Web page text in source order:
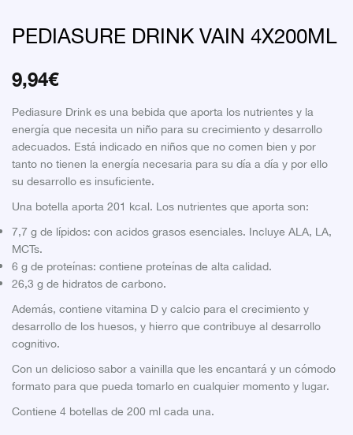
PEDIASURE DRINK VAIN 4X200ML
9,94€
Pediasure Drink es una bebida que aporta los nutrientes y la
energía que necesita un niño para su crecimiento y desarrollo
adecuados. Está indicado en niños que no comen bien y por
tanto no tienen la energía necesaria para su día a día y por ello
su desarrollo es insuficiente.
Una botella aporta 201 kcal. Los nutrientes que aporta son:
7,7 g de lípidos: con acidos grasos esenciales. Incluye ALA, LA,
MCTs.
6 g de proteínas: contiene proteínas de alta calidad.
26,3 g de hidratos de carbono.
Además, contiene vitamina D y calcio para el crecimiento y
desarrollo de los huesos, y hierro que contribuye al desarrollo
cognitivo.
Con un delicioso sabor a vainilla que les encantará y un cómodo
formato para que pueda tomarlo en cualquier momento y lugar.
Contiene 4 botellas de 200 ml cada una.